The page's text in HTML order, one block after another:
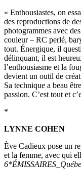
« Enthousiastes, on
des reproductions de
photogrammes avec
couleur – RC perlé,
tout. Énergique, il
délinquant, il est
l’enthousiasme et la
devient un outil de
Sa technique a beau
passion. C’est tout et
*
LYNNE COHEN
Ève Cadieux pose un
et la femme, avec qui